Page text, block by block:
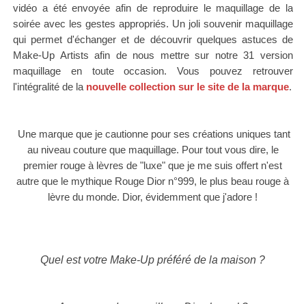
vidéo a été envoyée afin de reproduire le maquillage de la
soirée avec les gestes appropriés. Un joli souvenir maquillage
qui permet d'échanger et de découvrir quelques astuces de
Make-Up Artists afin de nous mettre sur notre 31 version
maquillage en toute occasion.Vous pouvez retrouver
l'intégralité de la nouvelle collection sur le site de la marque.
Une marque que je cautionne pour ses créations uniques tant
au niveau couture que maquillage. Pour tout vous dire, le
premier rouge à lèvres de "luxe" que je me suis offert n'est
autre que le mythique Rouge Dior n°999, le plus beau rouge à
lèvre du monde. Dior, évidemment que j'adore !
Quel est votre Make-Up préféré de la maison ?